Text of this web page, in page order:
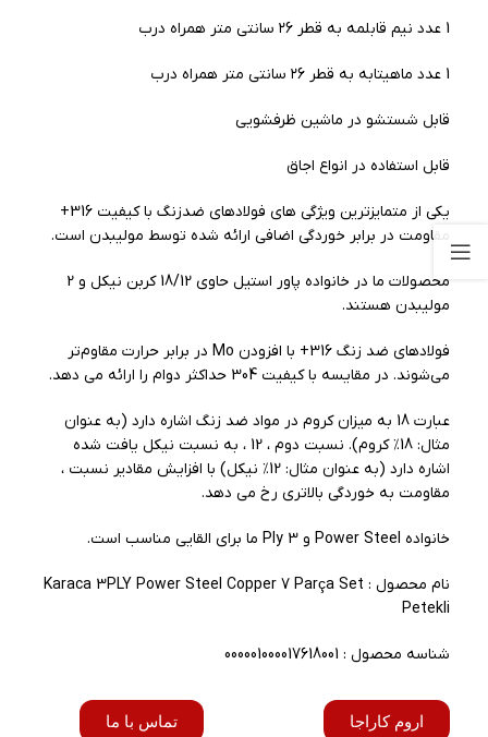
1 عدد نیم قابلمه به قطر ۲6 سانتی متر همراه درب
1 عدد ماهیتابه به قطر ۲6 سانتی متر همراه درب
قابل شستشو در ماشین ظرفشویی
قابل استفاده در انواع اجاق
یکی از متمایزترین ویژگی های فولادهای ضدزنگ با کیفیت 316+
مقاومت در برابر خوردگی اضافی ارائه شده توسط مولیبدن است.
محصولات ما در خانواده پاور استیل حاوی 18/12 کربن نیکل و 2
مولیبدن هستند.
فولادهای ضد زنگ 316+ با افزودن Mo در برابر حرارت مقاوم‌تر
می‌شوند. در مقایسه با کیفیت 304 حداکثر دوام را ارائه می دهد.
عبارت 18 به میزان کروم در مواد ضد زنگ اشاره دارد (به عنوان
مثال: 18٪ کروم). نسبت دوم ، 12 ، به نسبت نیکل یافت شده
اشاره دارد (به عنوان مثال: 12٪ نیکل) با افزایش مقادیر نسبت ،
مقاومت به خوردگی بالاتری رخ می دهد.
خانواده Power Steel و 3 Ply ما برای القایی مناسب است.
نام محصول : Karaca 3PLY Power Steel Copper 7 Parça Set
Petekli
شناسه محصول : 000001000017618001
اروم کاراجا تماس با ما